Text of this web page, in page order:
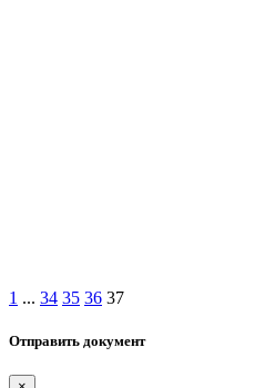
1 ... 34 35 36 37
Отправить документ